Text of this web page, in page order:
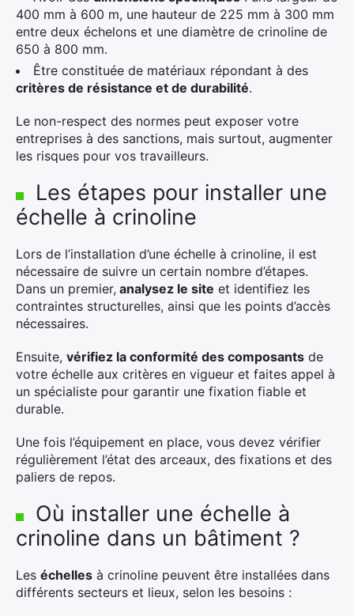
400 mm à 600 m, une hauteur de 225 mm à 300 mm
entre deux échelons et une diamètre de crinoline de
650 à 800 mm.
Être constituée de matériaux répondant à des
critères de résistance et de durabilité.
Le non-respect des normes peut exposer votre
entreprises à des sanctions, mais surtout, augmenter
les risques pour vos travailleurs.
Les étapes pour installer une
échelle à crinoline
Lors de l’installation d’une échelle à crinoline, il est
nécessaire de suivre un certain nombre d’étapes.
Dans un premier, analysez le site et identifiez les
contraintes structurelles, ainsi que les points d’accès
nécessaires.
Ensuite, vérifiez la conformité des composants de
votre échelle aux critères en vigueur et faites appel à
un spécialiste pour garantir une fixation fiable et
durable.
Une fois l’équipement en place, vous devez vérifier
régulièrement l’état des arceaux, des fixations et des
paliers de repos.
Où installer une échelle à
crinoline dans un bâtiment ?
Les échelles à crinoline peuvent être installées dans
différents secteurs et lieux, selon les besoins :
×
Rechercher
: